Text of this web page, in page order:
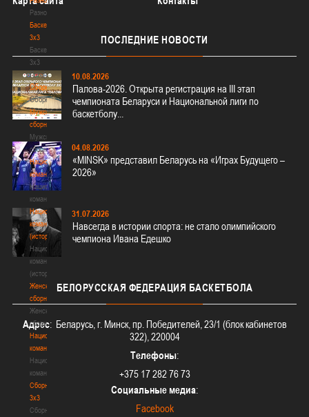
Разное
Баскетбол
3х3
Баскетбол
3х3
Лого[modid=121]
Сборные
Сборные
Мужские
сборные
Мужские
сборные
Национальная
команда
Национальная
команда
Национальная
команда
(история)
Национальная
команда
(история)
Женские
сборные
Женские
сборные
Национальная
команда
Национальная
команда
Сборные
3х3
Сборные
ПОСЛЕДНИЕ НОВОСТИ
10.08.2026
Палова-2026. Открыта регистрация на III этап
чемпионата Беларуси и Национальной лиги по
баскетболу...
04.08.2026
«MINSK» представил Беларусь на «Играх Будущего –
2026»
31.07.2026
Навсегда в истории спорта: не стало олимпийского
чемпиона Ивана Едешко
БЕЛОРУССКАЯ ФЕДЕРАЦИЯ БАСКЕТБОЛА
Адрес: Беларусь, г. Минск, пр. Победителей, 23/1 (блок кабинетов
322), 220004
Телефоны:
+375 17 282 76 73
Социальные медиа:
Facebook